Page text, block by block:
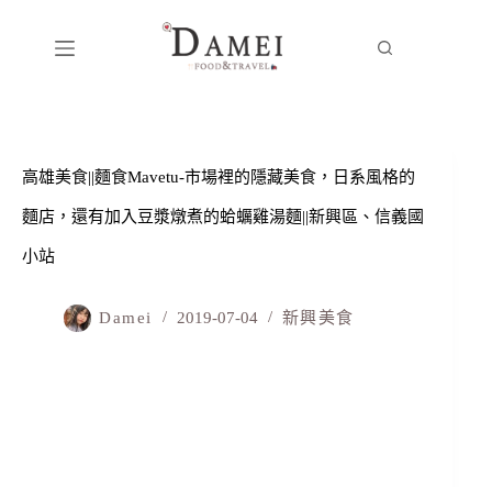
高雄美食||麵食Mavetu-市場裡的隱藏美食，日系風格的
麵店，還有加入豆漿燉煮的蛤蠣雞湯麵||新興區、信義國
小站
Damei 2019-07-04 新興美食